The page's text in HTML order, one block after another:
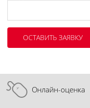
Онлайн-оценка